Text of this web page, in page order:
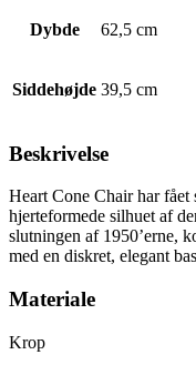
Dybde 62,5 cm
Siddehøjde 39,5 cm
Beskrivelse
Heart Cone Chair har
hjerteformede silhuet af
slutningen af ​​1950’erne,
med en diskret, elegant
Materiale
Krop